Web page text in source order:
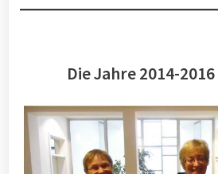
Die Jahre 2014-